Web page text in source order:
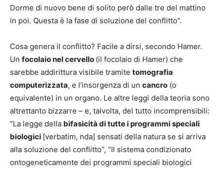
Dorme di nuovo bene di solito però dalle tre del mattino
in poi. Questa è la fase di soluzione del conflitto”.
Cosa genera il conflitto? Facile a dirsi, secondo Hamer.
Un focolaio nel cervello (il focolaio di Hamer) che
sarebbe addirittura visibile tramite tomografia
computerizzata, e l’insorgenza di un cancro (o
equivalente) in un organo. Le altre leggi della teoria sono
altrettanto bizzarre – e, talvolta, del tutto incomprensibili:
“La legge della bifasicità di tutte i programmi speciali
biologici [verbatim, nda] sensati della natura se si arriva
alla soluzione del conflitto”, “Il sistema condizionato
ontogeneticamente dei programmi speciali biologici